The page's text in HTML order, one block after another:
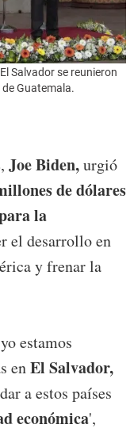
Salvador se reunieron
Guatemala.
Joe Biden,urgió
de dólares
la
el desarrollo en
y frenar la
estamos
enEl Salvador,
a estos países
económica',